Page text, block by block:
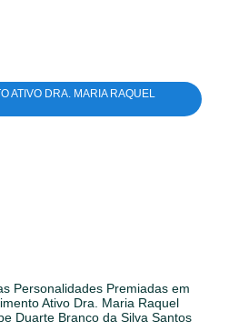
ATIVO DRA. MARIA RAQUEL
Personalidades Premiadas em
Ativo Dra. Maria Raquel
Duarte Branco da Silva Santos